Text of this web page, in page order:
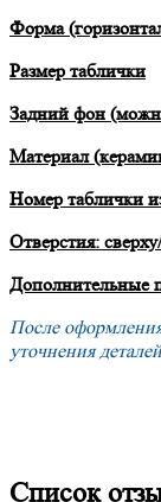
Форма
Размер таблички
Задний фон
Материал
Номер таблички
Отверстия:
Дополнительные
После
уточнения
Список